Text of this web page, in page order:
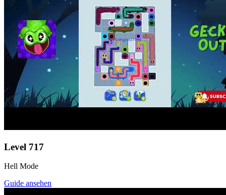
Level 717
Hell Mode
Guide ansehen